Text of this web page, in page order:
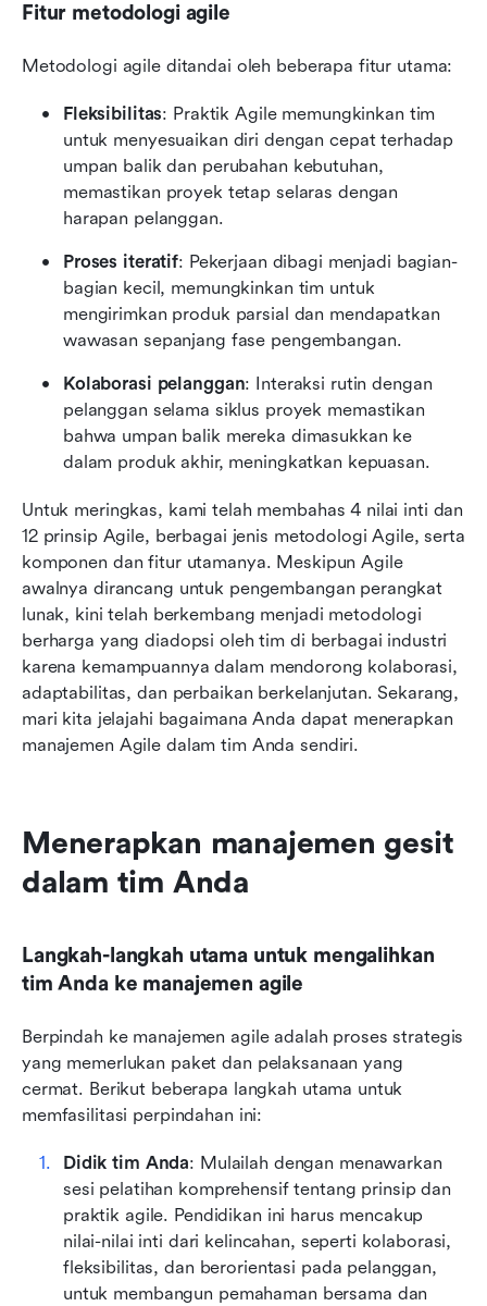
Fitur metodologi agile
Metodologi agile ditandai oleh beberapa fitur utama:
Fleksibilitas: Praktik Agile memungkinkan tim
untuk menyesuaikan diri dengan cepat terhadap
umpan balik dan perubahan kebutuhan,
memastikan proyek tetap selaras dengan
harapan pelanggan.
Proses iteratif: Pekerjaan dibagi menjadi bagian-
bagian kecil, memungkinkan tim untuk
mengirimkan produk parsial dan mendapatkan
wawasan sepanjang fase pengembangan.
Kolaborasi pelanggan: Interaksi rutin dengan
pelanggan selama siklus proyek memastikan
bahwa umpan balik mereka dimasukkan ke
dalam produk akhir, meningkatkan kepuasan.
Untuk meringkas, kami telah membahas 4 nilai inti dan
12 prinsip Agile, berbagai jenis metodologi Agile, serta
komponen dan fitur utamanya. Meskipun Agile
awalnya dirancang untuk pengembangan perangkat
lunak, kini telah berkembang menjadi metodologi
berharga yang diadopsi oleh tim di berbagai industri
karena kemampuannya dalam mendorong kolaborasi,
adaptabilitas, dan perbaikan berkelanjutan. Sekarang,
mari kita jelajahi bagaimana Anda dapat menerapkan
manajemen Agile dalam tim Anda sendiri.
Menerapkan manajemen gesit
dalam tim Anda
Langkah-langkah utama untuk mengalihkan
tim Anda ke manajemen agile
Berpindah ke manajemen agile adalah proses strategis
yang memerlukan paket dan pelaksanaan yang
cermat. Berikut beberapa langkah utama untuk
memfasilitasi perpindahan ini:
Didik tim Anda: Mulailah dengan menawarkan
sesi pelatihan komprehensif tentang prinsip dan
praktik agile. Pendidikan ini harus mencakup
nilai-nilai inti dari kelincahan, seperti kolaborasi,
fleksibilitas, dan berorientasi pada pelanggan,
untuk membangun pemahaman bersama dan